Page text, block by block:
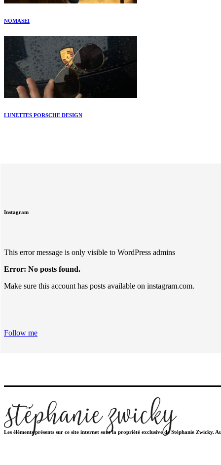
NOMASEI
LUNETTES PORSCHE DESIGN
Instagram
This error message is only visible to WordPress admins
Error: No posts found.
Make sure this account has posts available on instagram.com.
Follow me
Les éléments présents sur ce site internet sont la propriété exclusive de Stéphanie